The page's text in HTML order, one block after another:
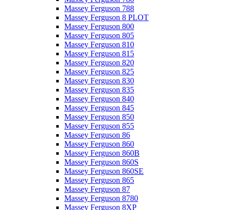
Massey Ferguson 788
Massey Ferguson 8 PLOT
Massey Ferguson 800
Massey Ferguson 805
Massey Ferguson 810
Massey Ferguson 815
Massey Ferguson 820
Massey Ferguson 825
Massey Ferguson 830
Massey Ferguson 835
Massey Ferguson 840
Massey Ferguson 845
Massey Ferguson 850
Massey Ferguson 855
Massey Ferguson 86
Massey Ferguson 860
Massey Ferguson 860B
Massey Ferguson 860S
Massey Ferguson 860SE
Massey Ferguson 865
Massey Ferguson 87
Massey Ferguson 8780
Massey Ferguson 8XP